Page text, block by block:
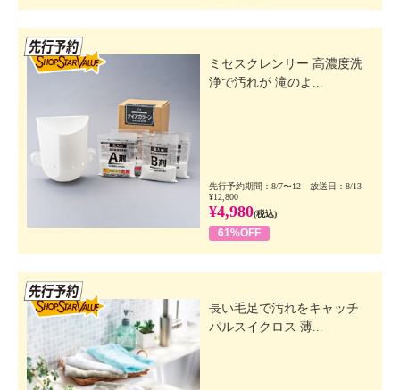
ミセスクレンリー 高濃度洗
浄で汚れが 滝のよ...
先行予約期間：8/7〜12 放送日：8/13
¥12,800
¥4,980(税込)
61%OFF
長い毛足で汚れをキャッチ
パルスイクロス 薄...